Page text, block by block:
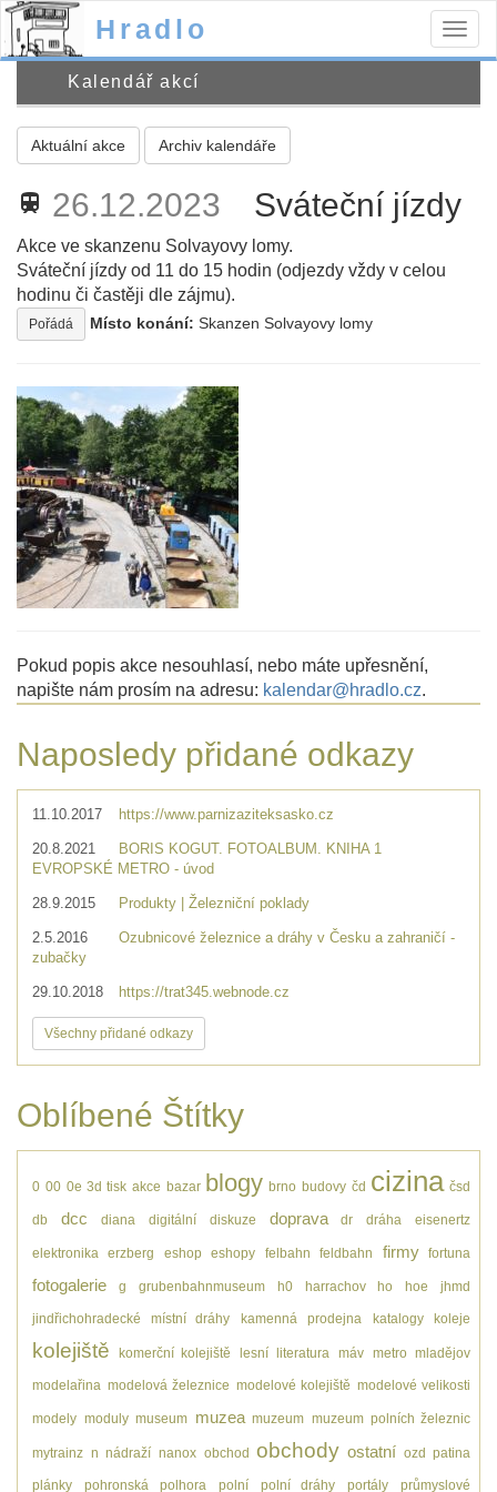
Hradlo
Kalendář akcí
Aktuální akce Archiv kalendáře
train 26.12.2023 Sváteční jízdy
Akce ve skanzenu Solvayovy lomy.
Sváteční jízdy od 11 do 15 hodin (odjezdy vždy v celou
hodinu či častěji dle zájmu).
Pořádá Místo konání: Skanzen Solvayovy lomy
Pokud popis akce nesouhlasí, nebo máte upřesnění,
napište nám prosím na adresu: kalendar@hradlo.cz.
Naposledy přidané odkazy
11.10.2017 https://www.parnizaziteksasko.cz
20.8.2021
BORIS KOGUT. FOTOALBUM. KNIHA 1
EVROPSKÉ METRO - úvod
28.9.2015 Produkty | Železniční poklady
2.5.2016
Ozubnicové železnice a dráhy v Česku a zahraničí -
zubačky
29.10.2018 https://trat345.webnode.cz
Všechny přidané odkazy
Oblíbené Štítky
0 00 0e 3d tisk akce bazar blogy brno budovy čd cizina čsd
db dcc diana digitální diskuze doprava dr dráha eisenertz
elektronika erzberg eshop eshopy felbahn feldbahn firmy fortuna
fotogalerie g grubenbahnmuseum h0 harrachov ho hoe jhmd
jindřichohradecké místní dráhy kamenná prodejna katalogy koleje
kolejiště komerční kolejiště lesní literatura máv metro mladějov
modelařina modelová železnice modelové kolejiště modelové velikosti
modely moduly museum muzea muzeum muzeum polních železnic
mytrainz n nádraží nanox obchod obchody ostatní ozd patina
plánky pohronská polhora polní polní dráhy portály průmyslové